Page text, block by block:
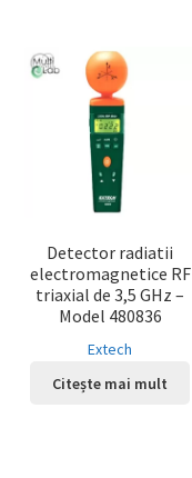
Detector radiatii
electromagnetice RF
triaxial de 3,5 GHz –
Model 480836
Extech
Citește mai mult